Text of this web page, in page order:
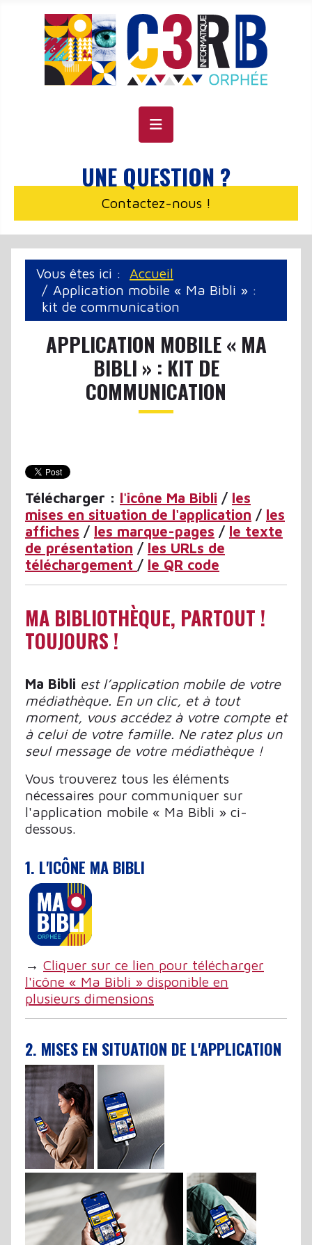
UNE QUESTION ?
Contactez-nous !
Vous êtes ici : Accueil
Application mobile « Ma Bibli » :
kit de communication
APPLICATION MOBILE « MA
BIBLI » : KIT DE
COMMUNICATION
Télécharger : l'icône Ma Bibli / les
mises en situation de l'application / les
affiches / les marque-pages / le texte
de présentation / les URLs de
téléchargement / le QR code
MA BIBLIOTHÈQUE, PARTOUT !
TOUJOURS !
Ma Bibli est l’application mobile de votre
médiathèque. En un clic, et à tout
moment, vous accédez à votre compte et
à celui de votre famille. Ne ratez plus un
seul message de votre médiathèque !
Vous trouverez tous les éléments
nécessaires pour communiquer sur
l'application mobile « Ma Bibli » ci-
dessous.
1. L'ICÔNE MA BIBLI
→ Cliquer sur ce lien pour télécharger
l'icône « Ma Bibli » disponible en
plusieurs dimensions
2. MISES EN SITUATION DE L'APPLICATION